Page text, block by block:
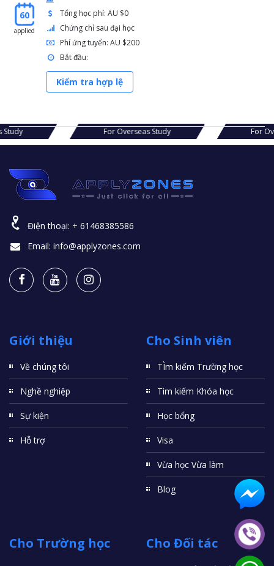
60
applied
Tổng học phí: AU $0
Chứng chỉ sau đại học
Phí ứng tuyển: AU $200
Bắt đầu:
Kiểm tra hợp lệ
Study For Overseas Study For
Điện thoại: + 61468385586
Email: info@applyzones.com
Giới thiệu
Về chúng tôi
Nghề nghiệp
Sự kiện
Hỗ trợ
Cho Sinh viên
TÌm kiếm Trường học
Tìm kiếm Khóa học
Học bổng
Visa
Vừa học Vừa làm
Blog
Cho Trường học Cho Đối tác